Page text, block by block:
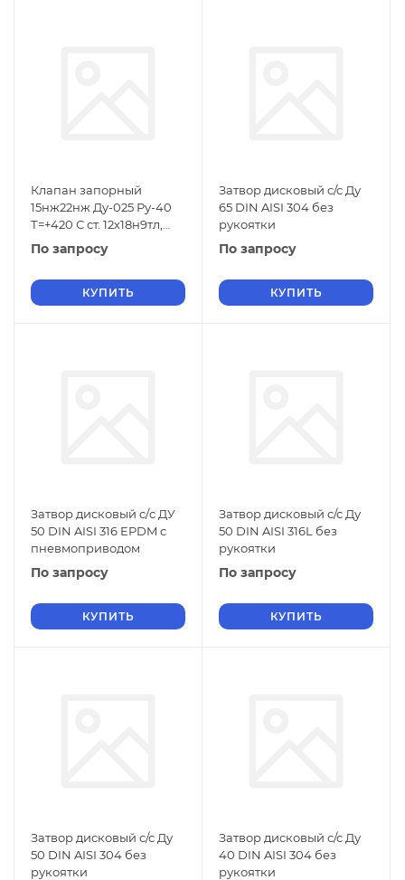
Клапан запорный
15нж22нж Ду-025 Ру-40
Т=+420 С ст. 12х18н9тл,
фланцевый
По запросу
КУПИТЬ
Затвор дисковый с/с Ду
65 DIN AISI 304 без
рукоятки
По запросу
КУПИТЬ
Затвор дисковый с/c ДУ
50 DIN AISI 316 EPDM с
пневмоприводом
По запросу
КУПИТЬ
Затвор дисковый с/с Ду
50 DIN AISI 316L без
рукоятки
По запросу
КУПИТЬ
Затвор дисковый с/с Ду
50 DIN AISI 304 без
рукоятки
Затвор дисковый с/с Ду
40 DIN AISI 304 без
рукоятки